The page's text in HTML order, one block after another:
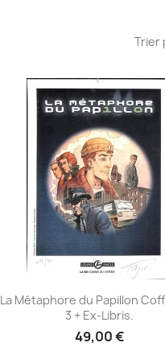
Trier
Aperçu rapide
La Métaphore du Papillon
3 + Ex-Libris.
49,00 €